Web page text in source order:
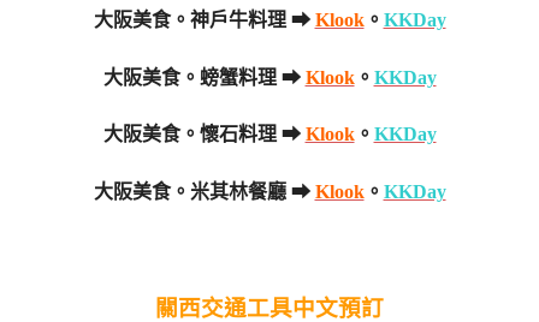
大阪美食。神戶牛料理 ➡ Klook。 KKDay
大阪美食。螃蟹料理 ➡ Klook。 KKDay
大阪美食。懷石料理 ➡ Klook。 KKDay
大阪美食。米其林餐廳 ➡ Klook。 KKDay
關西交通工具中文預訂